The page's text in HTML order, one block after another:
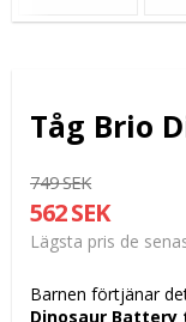
Tåg Brio
749 SEK
562 SEK
Lägsta pris de
Barnen förtjänar
Dinosaur Battery